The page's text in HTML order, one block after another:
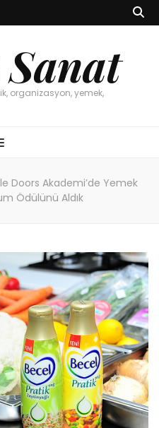
organizasyon, yemek,
Doors Akademi’de Yemek
Ödülünü Aldık